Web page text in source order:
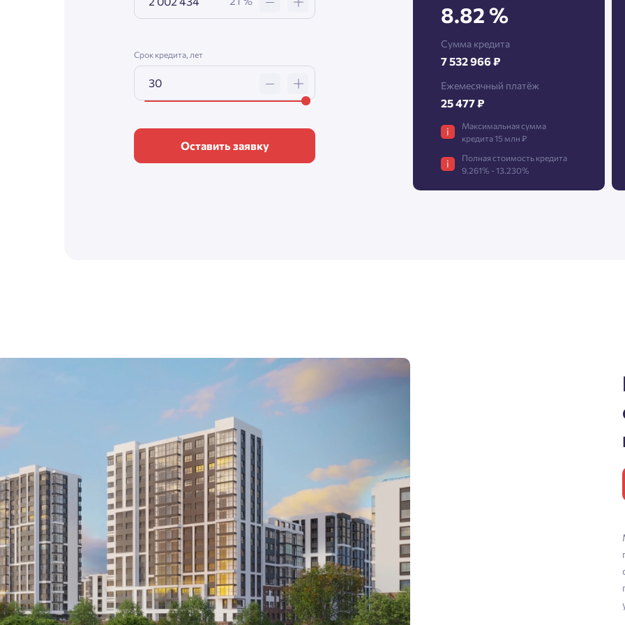
Срок кредита, лет
Оставить заявку
8.82 %
Сумма кредита
7 532 966 ₽
Ежемесячный платёж
25 477 ₽
i
Максимальная сумма
кредита 15 млн ₽
i
Полная стоимость кредита
9.261% - 13.230%
Нажимая кнопку «Отправить», вы даёте согласие на обработку